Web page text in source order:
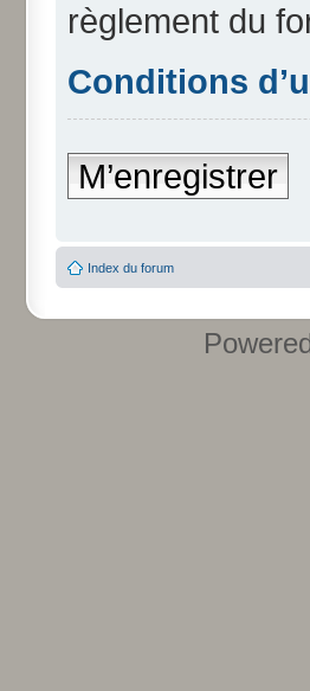
règlement du
Conditions
M’enregistrer
Index du forum